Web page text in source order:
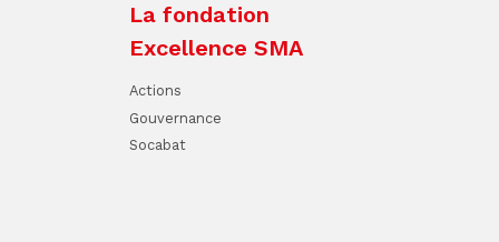
La fondation
Excellence SMA
Actions
Gouvernance
Socabat